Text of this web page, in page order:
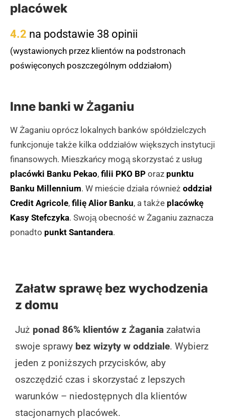
placówek
4.2 na podstawie 38 opinii
(wystawionych przez klientów na podstronach
poświęconych poszczególnym oddziałom)
Inne banki w Żaganiu
W Żaganiu oprócz lokalnych banków spółdzielczych
funkcjonuje także kilka oddziałów większych instytucji
finansowych. Mieszkańcy mogą skorzystać z usług
placówki Banku Pekao, filii PKO BP oraz punktu
Banku Millennium. W mieście działa również oddział
Credit Agricole, filię Alior Banku, a także placówkę
Kasy Stefczyka. Swoją obecność w Żaganiu zaznacza
ponadto punkt Santandera.
Załatw sprawę bez wychodzenia
z domu
Już ponad 86% klientów z Żagania załatwia
swoje sprawy bez wizyty w oddziale. Wybierz
jeden z poniższych przycisków, aby
oszczędzić czas i skorzystać z lepszych
warunków – niedostępnych dla klientów
stacjonarnych placówek.